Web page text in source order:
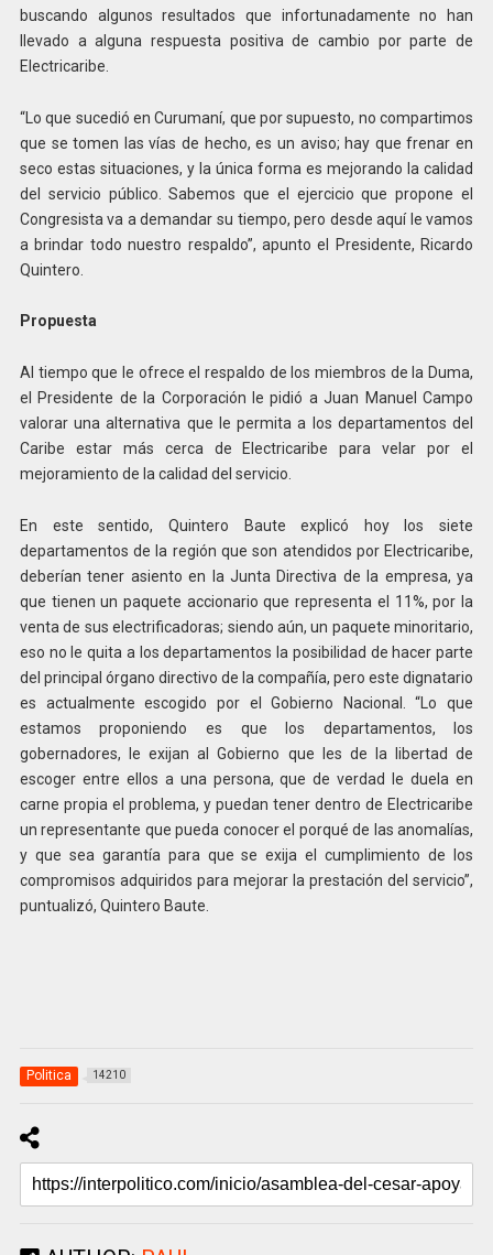
buscando algunos resultados que infortunadamente no han
llevado a alguna respuesta positiva de cambio por parte de
Electricaribe.
“Lo que sucedió en Curumaní, que por supuesto, no compartimos
que se tomen las vías de hecho, es un aviso; hay que frenar en
seco estas situaciones, y la única forma es mejorando la calidad
del servicio público. Sabemos que el ejercicio que propone el
Congresista va a demandar su tiempo, pero desde aquí le vamos
a brindar todo nuestro respaldo”, apunto el Presidente, Ricardo
Quintero.
Propuesta
Al tiempo que le ofrece el respaldo de los miembros de la Duma,
el Presidente de la Corporación le pidió a Juan Manuel Campo
valorar una alternativa que le permita a los departamentos del
Caribe estar más cerca de Electricaribe para velar por el
mejoramiento de la calidad del servicio.
En este sentido, Quintero Baute explicó hoy los siete
departamentos de la región que son atendidos por Electricaribe,
deberían tener asiento en la Junta Directiva de la empresa, ya
que tienen un paquete accionario que representa el 11%, por la
venta de sus electrificadoras; siendo aún, un paquete minoritario,
eso no le quita a los departamentos la posibilidad de hacer parte
del principal órgano directivo de la compañía, pero este dignatario
es actualmente escogido por el Gobierno Nacional. “Lo que
estamos proponiendo es que los departamentos, los
gobernadores, le exijan al Gobierno que les de la libertad de
escoger entre ellos a una persona, que de verdad le duela en
carne propia el problema, y puedan tener dentro de Electricaribe
un representante que pueda conocer el porqué de las anomalías,
y que sea garantía para que se exija el cumplimiento de los
compromisos adquiridos para mejorar la prestación del servicio”,
puntualizó, Quintero Baute.
Politica 14210